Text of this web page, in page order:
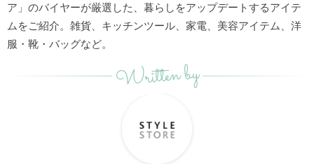
ア」のバイヤーが厳選した、暮らしをアップデートするアイテ
ムをご紹介。雑貨、キッチンツール、家電、美容アイテム、洋
服・靴・バッグなど。
Written by